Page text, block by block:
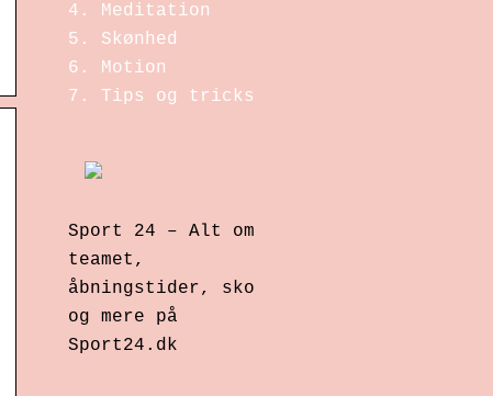
Meditation
Skønhed
Motion
Tips og tricks
Sport 24 – Alt om
teamet,
åbningstider, sko
og mere på
Sport24.dk